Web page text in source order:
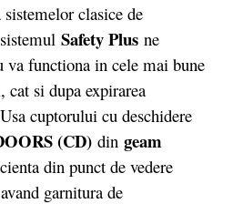
clasice de
Safety Plus ne
va functiona in cele mai bune
si dupa expirarea
cuptorului cu deschidere
(CD) din geam
din punct de vedere
garnitura de